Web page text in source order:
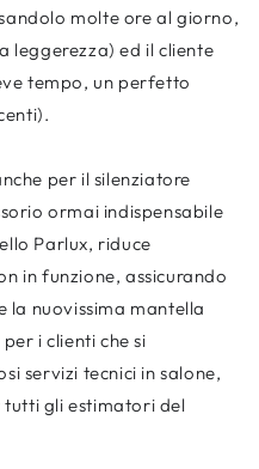
molte ore al giorno,
leggerezza) ed il cliente
tempo, un perfetto
per il silenziatore
ormai indispensabile
Parlux, riduce
in funzione, assicurando
la nuovissima mantella
i clienti che si
servizi tecnici in salone,
gli estimatori del